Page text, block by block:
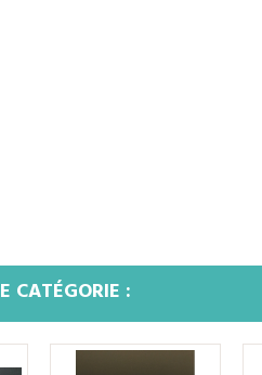
CATÉGORIE :